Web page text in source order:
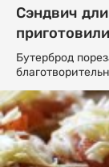
Сэндвич
Бутерброд